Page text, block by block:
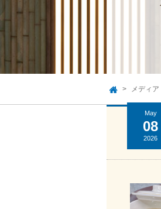
メディア
May
08
2026